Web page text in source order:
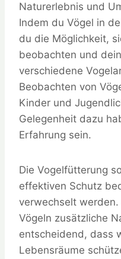
Naturerlebnis und
Indem du Vögel in
du die Möglichkeit,
beobachten und
verschiedene
Beobachten von
Kinder und
Gelegenheit dazu
Erfahrung sein.
Die Vogelfütterung
effektiven Schutz
verwechselt
Vögeln zusätzliche
entscheidend, dass
Lebensräume